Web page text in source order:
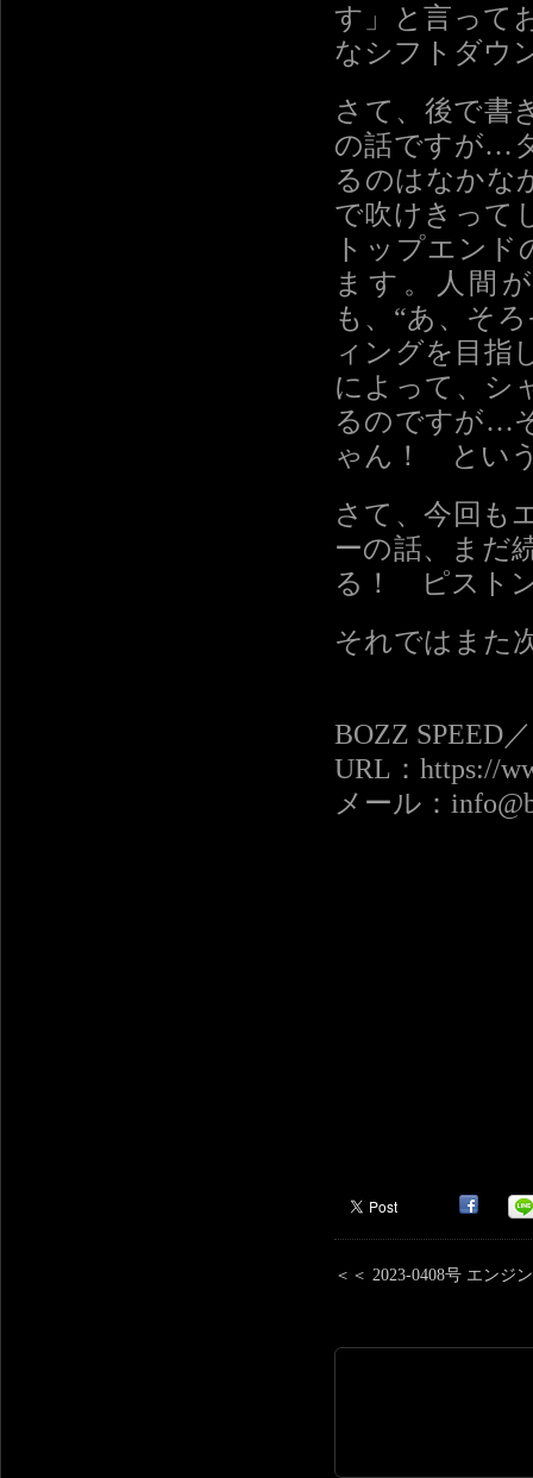
す」と言って
なシフトダウ
さて、後で書
の話ですが…
るのはなかな
で吹けきって
トップエン
ます。人間
も、“あ、そ
ィングを目指
によって、シ
るのですが…
ゃん！ とい
さて、今回も
ーの話、まだ
る！ ピスト
それではまた
BOZZ SPEED
URL：https://
メール：
＜＜ 2023-0408号 エンジ